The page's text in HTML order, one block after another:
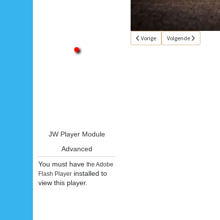
JW Player Module
Advanced
You must havethe Adobe
Flash Player installed to
view this player.
Vorig artikel: Single van de week 16
Vorige Volgende artikel:
Volgende